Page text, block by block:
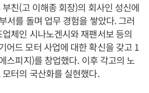
친(고 이해종 회장)의 회사인 성신에
서를 돌며 업무 경험을 쌓았다. 그러
체인 시나노겐시와 재팬서보 등의
어드 모터 사업에 대한 확신을 갖고 1
스피지)를 창업했다. 이후 각고의 노
터의 국산화를 실현했다.